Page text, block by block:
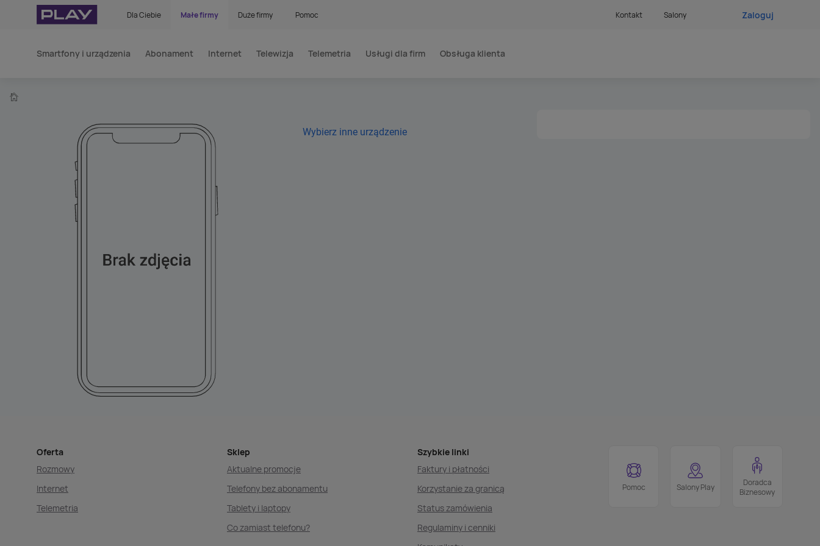
Dla Ciebie Małe firmy Duże firmy Pomoc Kontakt Salony Zaloguj
Smartfony i urządzenia Abonament Internet Telewizja Telemetria Usługi dla firm Obsługa klienta
Wybierz inne urządzenie
Oferta
Rozmowy
Internet
Telemetria
Sklep
Aktualne promocje
Telefony bez abonamentu
Tablety i laptopy
Co zamiast telefonu?
Szybkie linki
Faktury i płatności
Korzystanie za granicą
Status zamówienia
Regulaminy i cenniki
Pomoc Salony Play
Doradca
Biznesowy